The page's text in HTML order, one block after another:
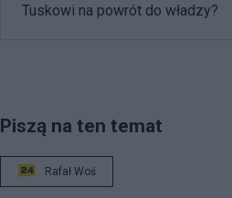
Tuskowi na powrót do władzy?
Piszą na ten temat
Rafał Woś